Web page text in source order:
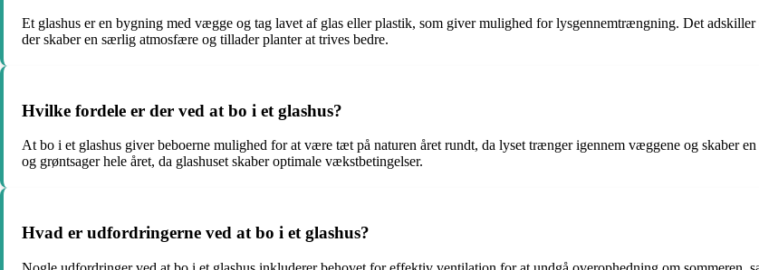
Et glashus er en bygning med vægge og tag lavet af glas eller plastik, som giver mulighed for lysgennemtrængning. Det
der skaber en særlig atmosfære og tillader planter at trives bedre.
Hvilke fordele er der ved at bo i et glashus?
At bo i et glashus giver beboerne mulighed for at være tæt på naturen året rundt, da lyset trænger igennem væggene og skaber
og grøntsager hele året, da glashuset skaber optimale vækstbetingelser.
Hvad er udfordringerne ved at bo i et glashus?